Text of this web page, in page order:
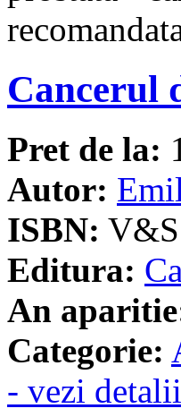
Cancerul
Pret de la:
Autor:
ISBN:
Editura:
An
Categorie:
- vezi